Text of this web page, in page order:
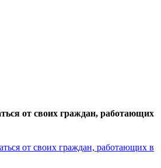
от своих граждан, работающих